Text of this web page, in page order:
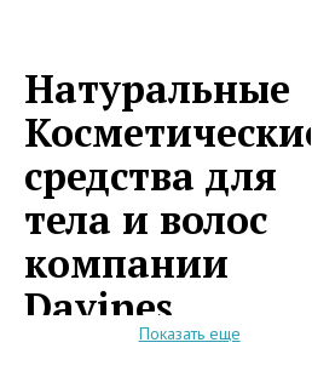
Натуральные
Косметические
средства для
тела и волос
компании
Davines
Показать еще